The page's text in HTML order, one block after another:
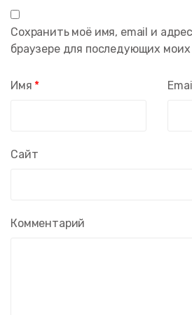
Комментарий
Имя * Email
Сайт
Сохранить моё имя, email и
браузере для последующих